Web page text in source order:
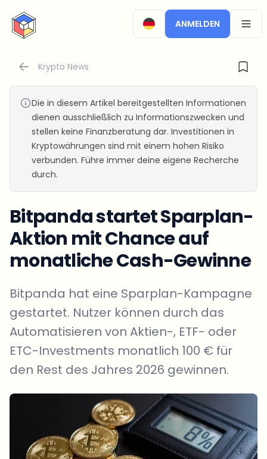
CryptoTicker
ANMELDEN
Krypto News
Die in diesem Artikel bereitgestellten Informationen
dienen ausschließlich zu Informationszwecken und
stellen keine Finanzberatung dar. Investitionen in
Kryptowährungen sind mit einem hohen Risiko
verbunden. Führe immer deine eigene Recherche
durch.
Bitpanda startet Sparplan-
Aktion mit Chance auf
monatliche Cash-Gewinne
Bitpanda hat eine Sparplan-Kampagne
gestartet. Nutzer können durch das
Automatisieren von Aktien-, ETF- oder
ETC-Investments monatlich 100 € für
den Rest des Jahres 2026 gewinnen.